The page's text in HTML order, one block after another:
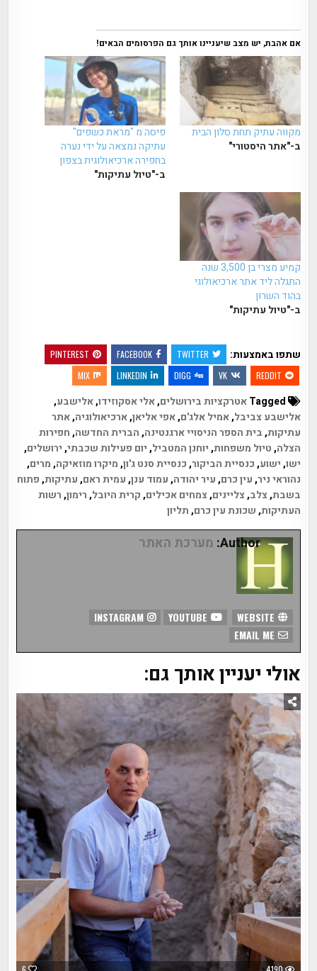
אם אהבת, יש מצב שיעניינו אותך גם הפרסומים הבאים!
מקווה עתיק תחת סלון הבית
ב-"אתר היסטורי"
פיסה מ "מראת כשפים"
עתיקה נמצאה על ידי נערה
בחפירה ארכיאולוגית בצפון
ב-"טיול עתיקות"
קמיע מצרי בן 3,500 שנה
התגלה ליד אתר ארכיאולוגי
בהוד השרון
ב-"טיול עתיקות"
שתפו באמצעות: TWITTER
FACEBOOK
PINTEREST
REDDIT
VK
DIGG
LINKEDIN
MIX
אטרקציות בירושלים,אלי אסקוזידו,אלישבע,
אלישבע צביבל,אמיל אלג'ם,אפי אליאן,ארכיאולוגיה,אתר
עתיקות,בית הספר הניסויי ארגנטינה,הברית החדשה,חפירות
הצלה,טיול משפחות,יוחנן המטביל,יום פעילות שכבתי,ירושלים,
ישו,ישוע,כנסיית הביקור,כנסיית סנט ג'ון,מיקרו מוזאיקה,מרים,
נהוראי ניר,עין כרם,עיר יהודה,עמוד ענן,עמית ראם,עתיקות,פתוח
בשבת,צלב,צליינים,צמחים אכילים,קרית היובל,רימון,רשות
העתיקות,שכונת עין כרם,תליון
Author: מערכת האתר
INSTAGRAM
אולי יעניין אותך גם: